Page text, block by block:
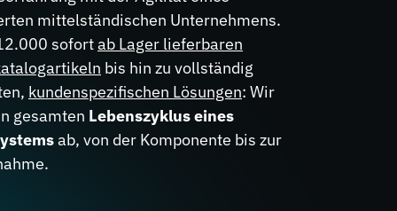
mittelständischen Unternehmens.
sofortab Lager lieferbaren
bis hin zu vollständig
kundenspezifischen Lösungen: Wir
gesamten Lebenszyklus eines
ab, von der Komponente bis zur